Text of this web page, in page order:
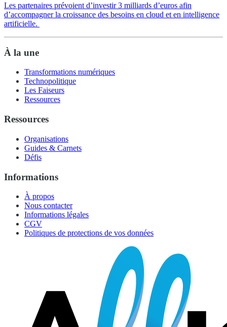
Les partenaires prévoient d’investir 3 milliards d’euros afin
d’accompagner la croissance des besoins en cloud et en intelligence
artificielle.
À la une
Transformations numériques
Technopolitique
Les Faiseurs
Ressources
Ressources
Organisations
Guides & Carnets
Défis
Informations
À propos
Nous contacter
Informations légales
CGV
Politiques de protections de vos données